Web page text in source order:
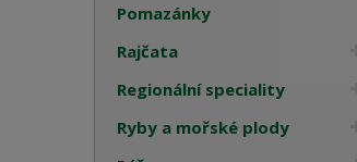
Pomazánky
Rajčata
Regionální speciality
Ryby a mořské plody